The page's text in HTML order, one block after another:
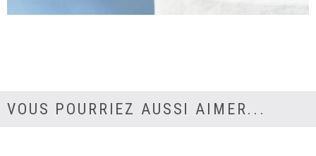
VOUS POURRIEZ AUSSI AIMER...